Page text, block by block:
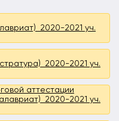
2021 уч.
2021 уч.
аттестации
2021 уч.